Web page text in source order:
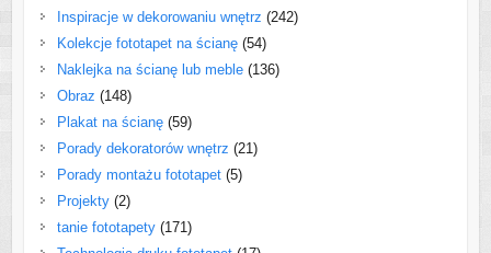
Inspiracje w dekorowaniu wnętrz (242)
Kolekcje fototapet na ścianę(54)
Naklejka na ścianę lub meble(136)
Obraz (148)
Plakat na ścianę(59)
Porady dekoratorów wnętrz (21)
Porady montażu fototapet(5)
Projekty(2)
tanie fototapety(171)